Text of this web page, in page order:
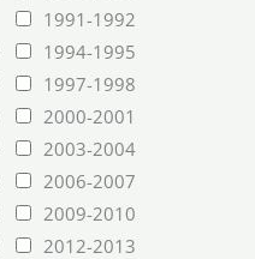
1991-1992
1994-1995
1997-1998
2000-2001
2003-2004
2006-2007
2009-2010
2012-2013